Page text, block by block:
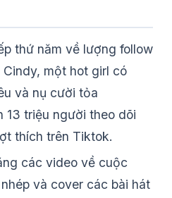
thứ năm về lượng follow
một hot girl có
và nụ cười tỏa
13 triệu người theo dõi
thích trên Tiktok.
các video về cuộc
và cover các bài hát